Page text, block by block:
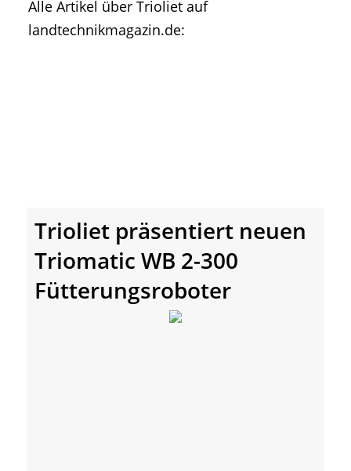
• Geschichte und Geschichten
• Messen und Veranstaltungen
Alle Artikel über Trioliet auf
landtechnikmagazin.de:
Trioliet präsentiert neuen
Triomatic WB 2-300
Fütterungsroboter